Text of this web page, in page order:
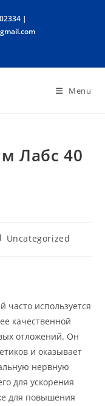
|
Menu
Лабс 40
Uncategorized
часто используется
качественной
отложений. Он
и оказывает
нервную
для ускорения
для повышения